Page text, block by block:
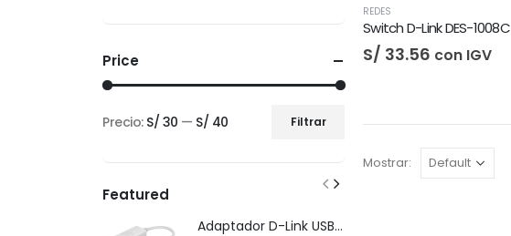
REDES
Switch D-Link DES-1008C
S/ 33.56 con IGV
Mostrar:
Price
mínimo
máximo
Filtrar
Precio: S/ 30 — S/ 40
Featured
Adaptador D-Link USB-C Gigabit Ethernet LAN